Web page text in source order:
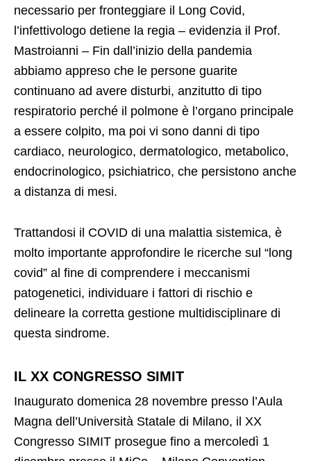
necessario per fronteggiare il Long Covid,
l’infettivologo detiene la regia – evidenzia il Prof.
Mastroianni – Fin dall’inizio della pandemia
abbiamo appreso che le persone guarite
continuano ad avere disturbi, anzitutto di tipo
respiratorio perché il polmone è l’organo principale
a essere colpito, ma poi vi sono danni di tipo
cardiaco, neurologico, dermatologico, metabolico,
endocrinologico, psichiatrico, che persistono anche
a distanza di mesi.
Trattandosi il COVID di una malattia sistemica, è
molto importante approfondire le ricerche sul “long
covid” al fine di comprendere i meccanismi
patogenetici, individuare i fattori di rischio e
delineare la corretta gestione multidisciplinare di
questa sindrome.
IL XX CONGRESSO SIMIT
Inaugurato domenica 28 novembre presso l’Aula
Magna dell’Università Statale di Milano, il XX
Congresso SIMIT prosegue fino a mercoledì 1